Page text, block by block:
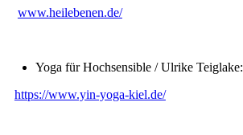
www.heilebenen.de/
Yoga für Hochsensible / Ulrike Teiglake:
https://www.yin-yoga-kiel.de/